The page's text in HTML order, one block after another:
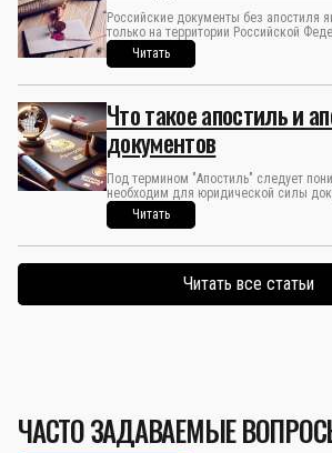
Российские документы без апостиля
только на территории Российской
Читать
Что такое апостиль и
документов
Под термином "Апостиль" следует
необходим для юридической силы
Читать
Читать все статьи
ЧАСТО ЗАДАВАЕМЫЕ